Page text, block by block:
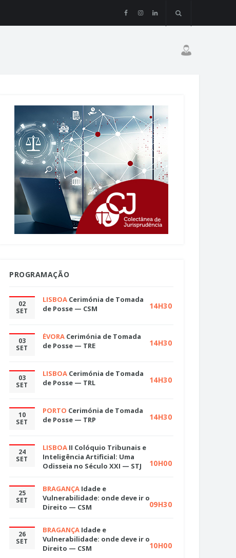
PROGRAMAÇÃO
02
SET
LISBOA Cerimónia de Tomada
de Posse — CSM
14H30
03
SET
ÉVORA Cerimónia de Tomada
de Posse — TRE
14H30
03
SET
LISBOA Cerimónia de Tomada
de Posse — TRL
14H30
10
SET
PORTO Cerimónia de Tomada
de Posse — TRP
14H30
24
SET
LISBOA II Colóquio Tribunais e
Inteligência Artificial: Uma
Odisseia no Século XXI — STJ
10H00
25
SET
BRAGANÇA Idade e
Vulnerabilidade: onde deve ir o
Direito — CSM
09H30
26
SET
BRAGANÇA Idade e
Vulnerabilidade: onde deve ir o
Direito — CSM
10H00